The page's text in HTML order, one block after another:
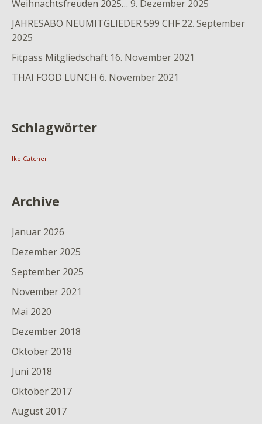
Weihnachtsfreuden 2025… 9. Dezember 2025
JAHRESABO NEUMITGLIEDER 599 CHF 22. September
2025
Fitpass Mitgliedschaft 16. November 2021
THAI FOOD LUNCH 6. November 2021
Schlagwörter
Ike Catcher
Archive
Januar 2026
Dezember 2025
September 2025
November 2021
Mai 2020
Dezember 2018
Oktober 2018
Juni 2018
Oktober 2017
August 2017